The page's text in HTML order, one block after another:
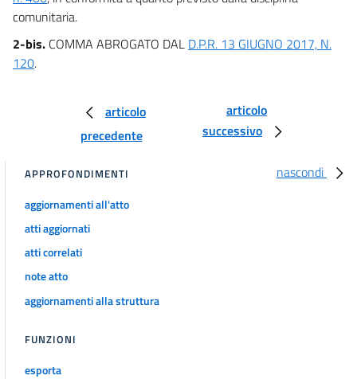
27
27 bis
((TITOLO III-BIS
29 bis
29 ter
29 quater
29 quinquies
29 sexies
29 septies
comunitaria.
2-bis. COMMA ABROGATO DAL D.P.R. 13 GIUGNO 2017, N.
120.
articolo
precedente
articolo
successivo
nascondi
APPROFONDIMENTI
aggiornamenti all'atto
atti aggiornati
atti correlati
note atto
aggiornamenti alla struttura
FUNZIONI
esporta